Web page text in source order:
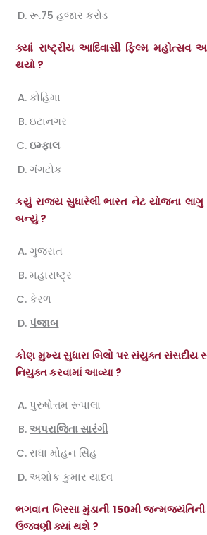
રૂ.75 હજાર કરોડ
ક્યાં રાષ્ટ્રીય આદિવાસી ફિલ્મ મહોત્સવ
થયો ?
કોહિમા
ઇટાનગર
ઇમ્ફાલ
ગંગટોક
કયું રાજ્ય સુધારેલી ભારત નેટ યોજના
બન્યું ?
ગુજરાત
મહારાષ્ટ્ર
કેરળ
પંજાબ
કોણ મુખ્ય સુધારા બિલો પર સંયુક્ત સંસદીય
નિયુક્ત કરવામાં આવ્યા ?
પુરુષોત્તમ રૂપાલા
અપરાજિતા સારંગી
રાધા મોહન સિંહ
અશોક કુમાર યાદવ
ભગવાન બિરસા મુંડાની 150મી જન્મજયંતિની
ઉજવણી ક્યાં થશે ?